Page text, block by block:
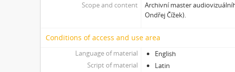
Scope and content
Archivní master
Ondřej Čížek).
Conditions of access and use area
Language of material
English
Script of material
Latin